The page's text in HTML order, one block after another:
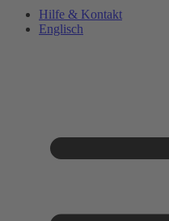
Hilfe & Kontakt
Englisch